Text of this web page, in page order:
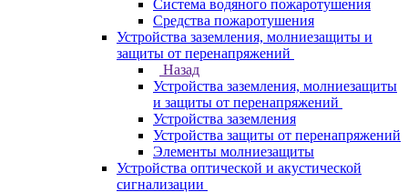
Система водяного пожаротушения
Средства пожаротушения
Устройства заземления, молниезащиты и
защиты от перенапряжений
Назад
Устройства заземления, молниезащиты
и защиты от перенапряжений
Устройства заземления
Устройства защиты от перенапряжений
Элементы молниезащиты
Устройства оптической и акустической
сигнализации